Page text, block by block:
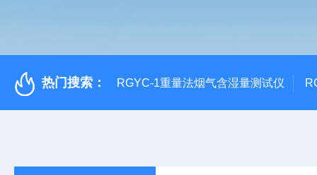
热门搜索： RGYC-1重量法烟气含湿量测试仪